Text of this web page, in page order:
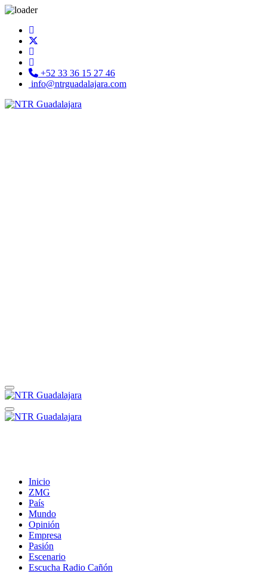
+52 33 36 15 27 46
info@ntrguadalajara.com
Inicio
ZMG
País
Mundo
Opinión
Empresa
Pasión
Escenario
Escucha Radio Cañón